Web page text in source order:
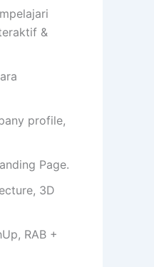
&
profile,
Page.
3D
RAB +